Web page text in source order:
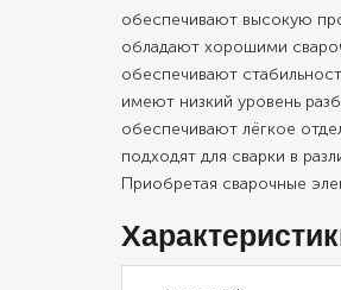
обеспечивают высокую
обладают хорошими
обеспечивают
имеют низкий уровень
обеспечивают лёгкое
подходят для сварки в
Приобретая сварочные